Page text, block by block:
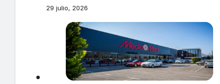
29 julio, 2026